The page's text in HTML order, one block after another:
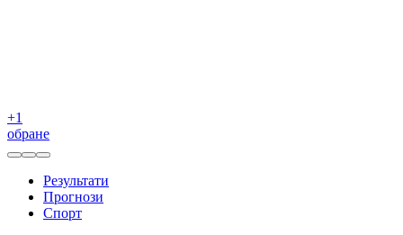
+1
обране
Результати
Прогнози
Спорт